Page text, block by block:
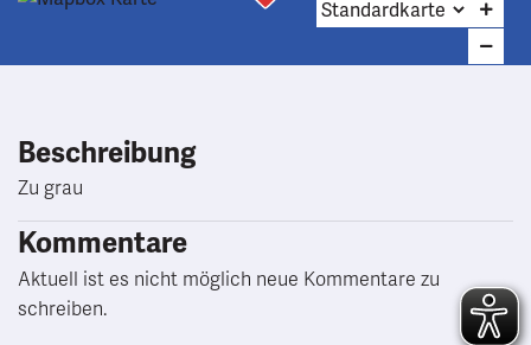
Beschreibung
Zu grau
Kommentare
Aktuell ist es nicht möglich neue Kommentare zu
schreiben.